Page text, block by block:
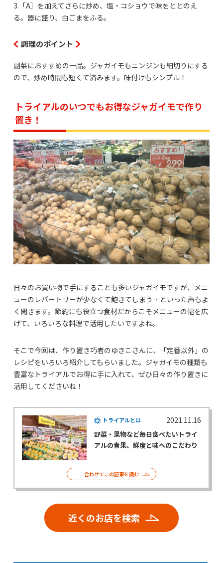
3.「A］を加えてさらに炒め、塩・コショウで味をととのえ
る。器に盛り、白ごまをふる。
調理のポイント
副菜におすすめの一品。ジャガイモもニンジンも細切りにする
ので、炒め時間も短くて済みます。味付けもシンプル！
トライアルのいつでもお得なジャガイモで作り
置き！
日々のお買い物で手にすることも多いジャガイモですが、メニ
ューのレパートリーが少なくて飽きてしまう…といった声もよ
く聞きます。節約にも役立つ食材だからこそメニューの幅を広
げて、いろいろな料理で活用したいですよね。
そこで今回は、作り置き巧者のゆきこさんに、「定番以外」の
レシピをいろいろ紹介してもらいました。ジャガイモの種類も
豊富なトライアルでお得に手に入れて、ぜひ日々の作り置きに
活用してくださいね！
トライアルとは 2021.11.16
野菜・果物など毎日食べたいトライ
アルの青果、鮮度と味へのこだわり
合わせてこの記事を読む
近くのお店を検索